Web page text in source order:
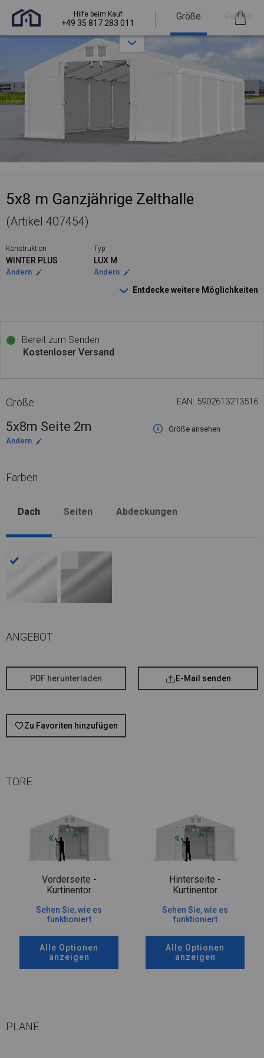
Hilfe beim Kauf
+49 35 817 283 011
Größe Farben
5x8 m Ganzjährige Zelthalle
(Artikel 407454)
Konstruktion
WINTER PLUS
Ändern
Typ
LUX M
Ändern
Entdecke weitere Möglichkeiten
Bereit zum Senden
Kostenloser Versand
Größe EAN: 5902613213516
5x8m Seite 2m
Größe ansehen
Ändern
Farben
Dach Seiten Abdeckungen
ANGEBOT
PDF herunterladen E-Mail senden
Zu Favoriten hinzufügen
TORE
Vorderseite -
Kurtinentor
Sehen Sie, wie es
funktioniert
Alle Optionen
anzeigen
Hinterseite -
Kurtinentor
Sehen Sie, wie es
funktioniert
Alle Optionen
anzeigen
PLANE